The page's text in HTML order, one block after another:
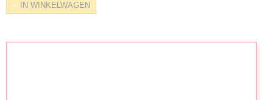
IN WINKELWAGEN